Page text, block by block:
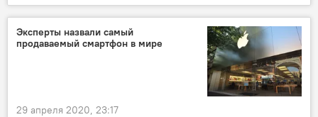
Общество
Армения
Эксперты назвали самый
продаваемый смартфон в мире
29 апреля 2020, 23:17